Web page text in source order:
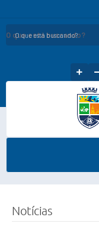
O que está buscando?
Notícias